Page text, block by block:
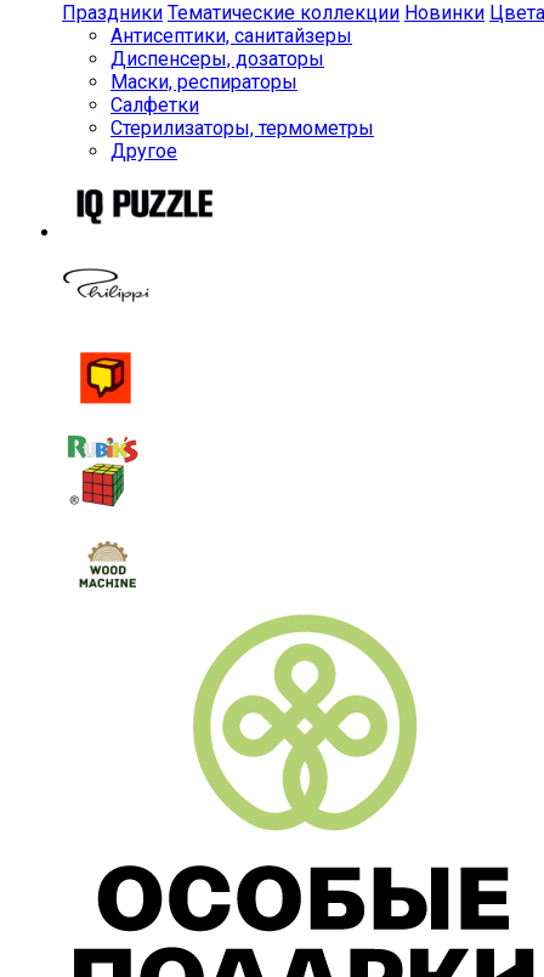
Праздники Тематические коллекции Новинки Цвета
Антисептики, санитайзеры
Диспенсеры, дозаторы
Маски, респираторы
Салфетки
Стерилизаторы, термометры
Другое